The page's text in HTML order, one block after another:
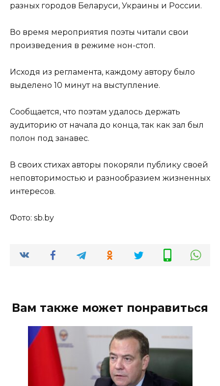
разных городов Беларуси, Украины и России.
Во время мероприятия поэты читали свои
произведения в режиме нон-стоп.
Исходя из регламента, каждому автору было
выделено 10 минут на выступление.
Сообщается, что поэтам удалось держать
аудиторию от начала до конца, так как зал был
полон под занавес.
В своих стихах авторы покоряли публику своей
неповторимостью и разнообразием жизненных
интересов.
Фото: sb.by
Вам также может понравиться